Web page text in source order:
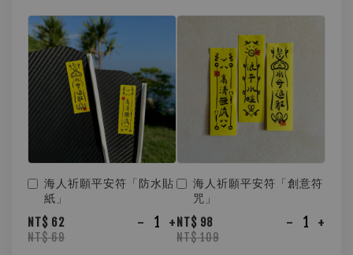
海人祈願平安符「防水貼
紙」
NT$ 62
NT$ 69
- +
海人祈願平安符「創意符
咒」
NT$ 98
NT$ 109
- +